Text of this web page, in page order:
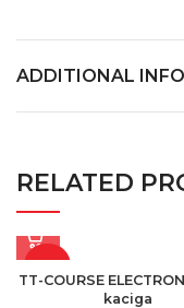
ADDITIONAL
RELATED
-30%
TT-COURSE
kaciga